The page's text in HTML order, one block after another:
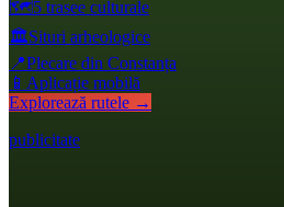
🗺️5 trasee culturale
🏛️Situri arheologice
📍Plecare din Constanța
📱 Aplicație mobilă
Explorează rutele →
publicitate